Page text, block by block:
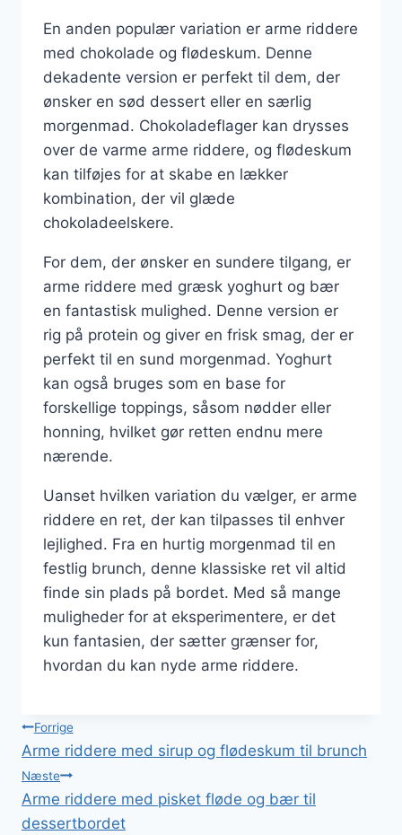
En anden populær variation er arme riddere
med chokolade og flødeskum. Denne
dekadente version er perfekt til dem, der
ønsker en sød dessert eller en særlig
morgenmad. Chokoladeflager kan drysses
over de varme arme riddere, og flødeskum
kan tilføjes for at skabe en lækker
kombination, der vil glæde
chokoladeelskere.
For dem, der ønsker en sundere tilgang, er
arme riddere med græsk yoghurt og bær
en fantastisk mulighed. Denne version er
rig på protein og giver en frisk smag, der er
perfekt til en sund morgenmad. Yoghurt
kan også bruges som en base for
forskellige toppings, såsom nødder eller
honning, hvilket gør retten endnu mere
nærende.
Uanset hvilken variation du vælger, er arme
riddere en ret, der kan tilpasses til enhver
lejlighed. Fra en hurtig morgenmad til en
festlig brunch, denne klassiske ret vil altid
finde sin plads på bordet. Med så mange
muligheder for at eksperimentere, er det
kun fantasien, der sætter grænser for,
hvordan du kan nyde arme riddere.
Indlægsnavigation
Forrige
Arme riddere med sirup og flødeskum til brunch
Næste
Arme riddere med pisket fløde og bær til
dessertbordet